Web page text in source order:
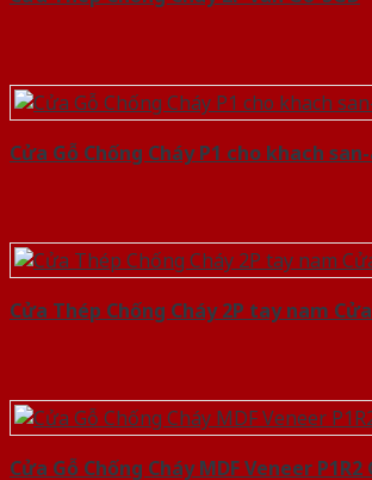
Cửa Gỗ Chống Cháy P1 cho khach san-
Cửa Thép Chống Cháy 2P tay nam
Cửa Gỗ Chống Cháy MDF Veneer P1R2